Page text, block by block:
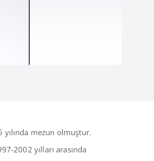
mezun olmuştur.
2002 yılları arasında